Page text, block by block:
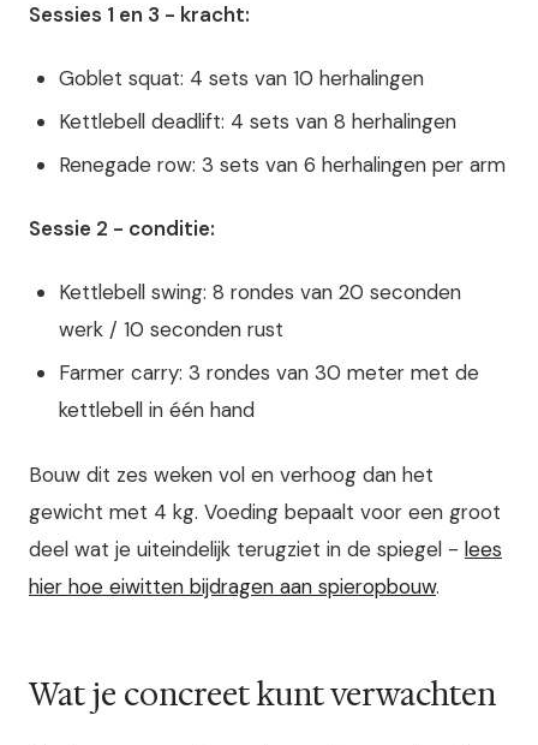
Sessies 1 en 3 - kracht:
Goblet squat: 4 sets van 10 herhalingen
Kettlebell deadlift: 4 sets van 8 herhalingen
Renegade row: 3 sets van 6 herhalingen per arm
Sessie 2 - conditie:
Kettlebell swing: 8 rondes van 20 seconden
werk / 10 seconden rust
Farmer carry: 3 rondes van 30 meter met de
kettlebell in één hand
Bouw dit zes weken vol en verhoog dan het
gewicht met 4 kg. Voeding bepaalt voor een groot
deel wat je uiteindelijk terugziet in de spiegel - lees
hier hoe eiwitten bijdragen aan spieropbouw.
Wat je concreet kunt verwachten